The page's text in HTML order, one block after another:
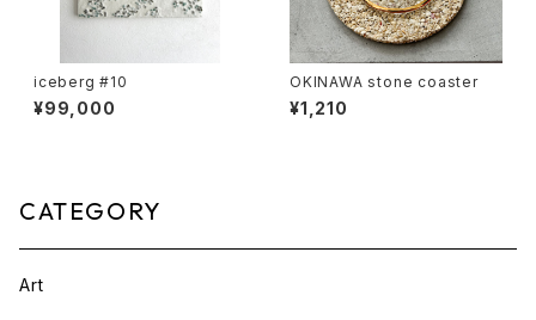
iceberg #10
¥99,000
OKINAWA stone coaster
¥1,210
CATEGORY
Art